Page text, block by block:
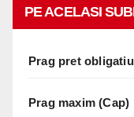
PE ACELASI
Prag pret
Prag maxim (Cap)